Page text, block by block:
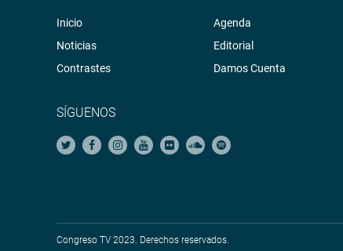
Inicio
Noticias
Contrastes
Agenda
Editorial
Damos Cuenta
SÍGUENOS
Congreso TV 2023. Derechos reservados.